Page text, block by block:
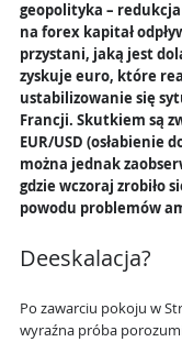
geopolityka –
na forex kapitał
przystani, jaką jest
zyskuje euro, które
ustabilizowanie się
Francji. Skutkiem są
EUR/USD (osłabienie
można jednak
gdzie wczoraj zrobiło
powodu problemów
Deeskalacja?
Po zawarciu pokoju w
wyraźna próba